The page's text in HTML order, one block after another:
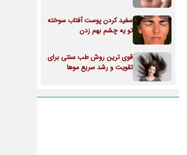
سفید کردن پوست آفتاب سوخته
تو یه چشم بهم زدن
قوی ترین روش طب سنتی برای
تقویت و رشد سریع موها